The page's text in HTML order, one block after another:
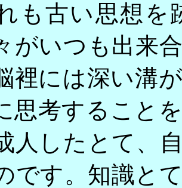
も古い思想を
がいつも出来
裡には深い溝
思考すること
人したとて、
です。知識と